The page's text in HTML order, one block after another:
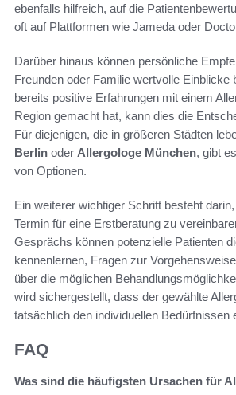
ebenfalls hilfreich, auf die
oft auf Plattformen wie Jameda oder
Darüber hinaus können persönliche
Freunden oder Familie wertvolle Einblicke
bereits positive Erfahrungen mit einem
Region gemacht hat, kann dies die
Für diejenigen, die in größeren Städten
Berlin oder Allergologe München, gibt
von Optionen.
Ein weiterer wichtiger Schritt besteht
Termin für eine Erstberatung zu
Gesprächs können potenzielle Patienten
kennenlernen, Fragen zur
über die möglichen
wird sichergestellt, dass der gewählte
tatsächlich den individuellen Bedürfnissen
FAQ
Was sind die häufigsten Ursachen für